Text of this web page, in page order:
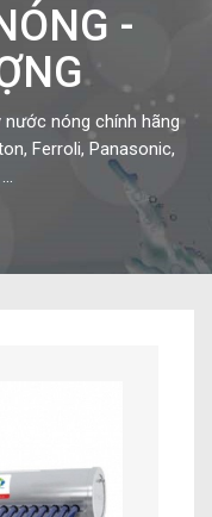
-
nóng chính hãng
Ferroli, Panasonic,